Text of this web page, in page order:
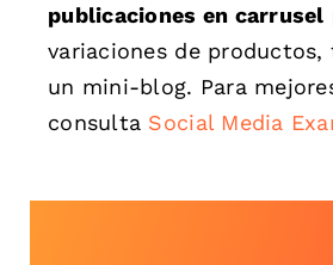
publicaciones en carrusel
variaciones de
un mini-blog. Para
consulta Social Media